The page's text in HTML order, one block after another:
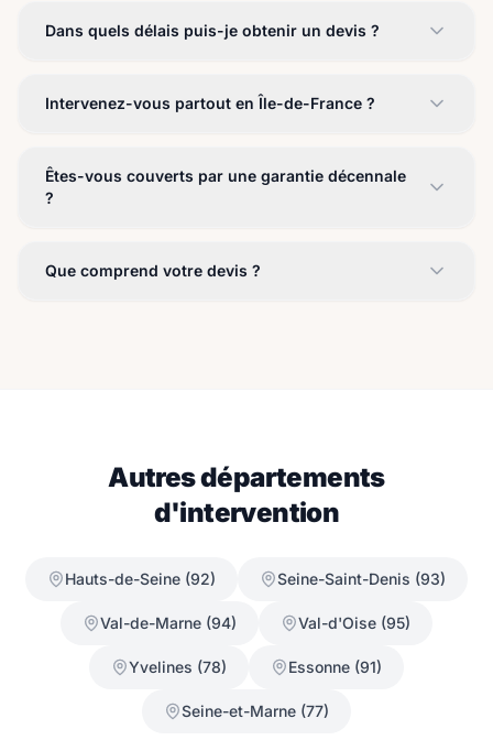
Dans quels délais puis-je obtenir un devis ?
Intervenez-vous partout en Île-de-France ?
Êtes-vous couverts par une garantie décennale
?
Que comprend votre devis ?
Autres départements
d'intervention
Hauts-de-Seine (92) Seine-Saint-Denis (93)
Val-de-Marne (94) Val-d'Oise (95)
Yvelines (78) Essonne (91)
Seine-et-Marne (77)